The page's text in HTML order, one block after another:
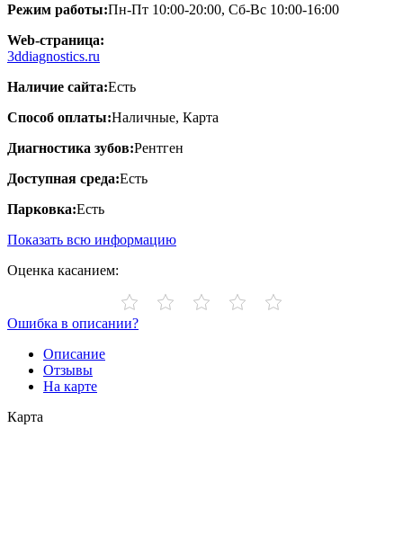
Режим работы:Пн-Пт 10:00-20:00, Сб-Вс 10:00-16:00
Web-страница:
3ddiagnostics.ru
Наличие сайта:Есть
Способ оплаты:Наличные, Карта
Диагностика зубов:Рентген
Доступная среда:Есть
Парковка:Есть
Показать всю информацию
Оценка касанием:
Ошибка в описании?
Описание
Отзывы
На карте
Карта